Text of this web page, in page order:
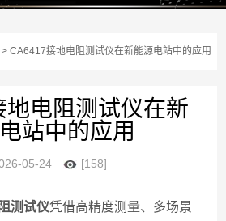
> CA6417接地电阻测试仪在新能源电站中的应用
电阻测试仪在新
站中的应用
05-24 [158]
测试仪凭借高精度测量、多场景